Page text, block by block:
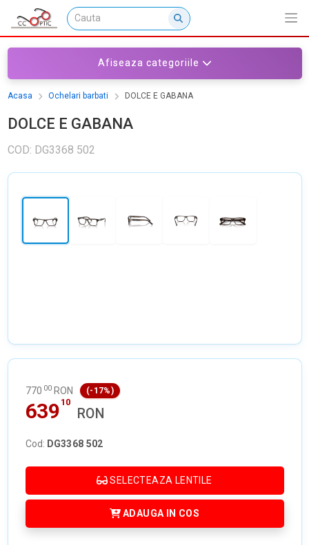
Afiseaza categoriile
Acasa Ochelari barbati DOLCE E GABANA
DOLCE E GABANA
COD: DG3368 502
770 00 RON (-17%)
639 10
RON
Cod: DG3368 502
SELECTEAZA LENTILE
ADAUGA IN COS